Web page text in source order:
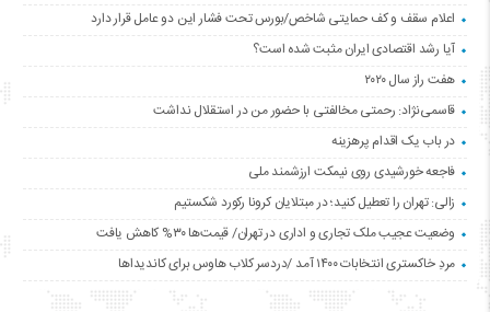
اعلام سقف و کف حمایتی شاخص/بورس تحت فشار این دو عامل قرار دارد
آیا رشد اقتصادی ایران مثبت شده است؟
هفت راز سال ۲۰۲۰
قاسمی‌نژاد: رحمتی مخالفتی با حضور من در استقلال نداشت
در باب یک اقدام پرهزینه
فاجعه خورشیدی روی نیمکت ارزشمند ملی
زالی: تهران را تعطیل کنید؛ در مبتلایان کرونا رکورد شکستیم
وضعیت عجیب ملک تجاری و اداری در تهران/ قیمت‌ها ۳۰% کاهش یافت
مردِ خاکستری انتخابات ۱۴۰۰ آمد /دردسر کلاب هاوس برای کاندیداها